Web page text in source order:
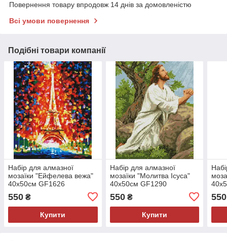
Повернення товару впродовж 14 днів за домовленістю
Всі умови повернення
Подібні товари компанії
Набір для алмазної
мозаїки "Ейфелева вежа"
40x50см GF1626
550 ₴
Купити
Набір для алмазної
мозаїки "Молитва Ісуса"
40х50см GF1290
550₴
Купити
550